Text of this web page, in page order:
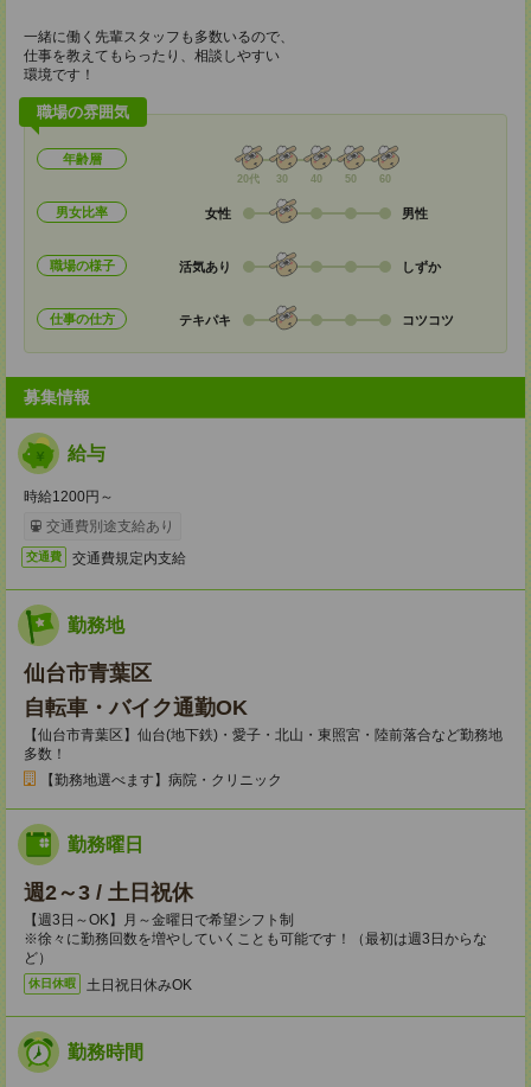
一緒に働く先輩スタッフも多数いるので、
仕事を教えてもらったり、相談しやすい
環境です！
職場の雰囲気
年齢層
20代 30 40 50 60
男女比率 女性 男性
職場の様子 活気あり しずか
仕事の仕方 テキパキ コツコツ
募集情報
給与
時給1200円～
交通費別途支給あり
交通費 交通費規定内支給
勤務地
仙台市青葉区
自転車・バイク通勤OK
【仙台市青葉区】仙台(地下鉄)・愛子・北山・東照宮・陸前落合など勤務地
多数！
【勤務地選べます】病院・クリニック
勤務曜日
週2～3 / 土日祝休
【週3日～OK】月～金曜日で希望シフト制
※徐々に勤務回数を増やしていくことも可能です！（最初は週3日からな
ど）
休日休暇 土日祝日休みOK
勤務時間